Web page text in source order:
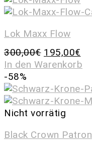
Lok Maxx Flow
300,00€ 195,00€
In den Warenkorb
-58%
Nicht vorrätig
Black Crown Patron